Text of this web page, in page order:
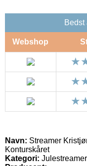
Bedst
Webshop
Navn: Streamer
Konturskåret
Kategori: Julestreamer